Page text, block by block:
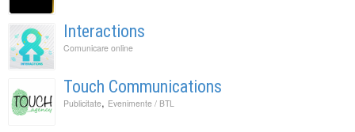
Interactions
Comunicare online
Touch Communications
Publicitate, Evenimente / BTL